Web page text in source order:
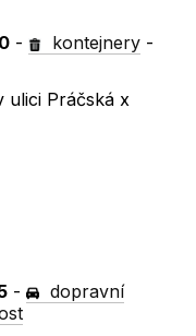
- kontejnery -
ulici Práčská x
-
dopravní